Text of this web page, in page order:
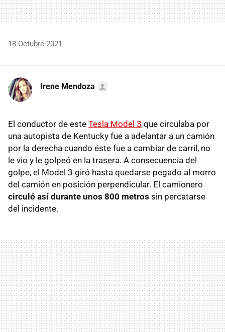
18 Octubre 2021
Irene Mendoza
El conductor de este Tesla Model 3 que circulaba por
una autopista de Kentucky fue a adelantar a un camión
por la derecha cuando éste fue a cambiar de carril, no
le vio y le golpeó en la trasera. A consecuencia del
golpe, el Model 3 giró hasta quedarse pegado al morro
del camión en posición perpendicular. El camionero
circuló así durante unos 800 metros sin percatarse
del incidente.